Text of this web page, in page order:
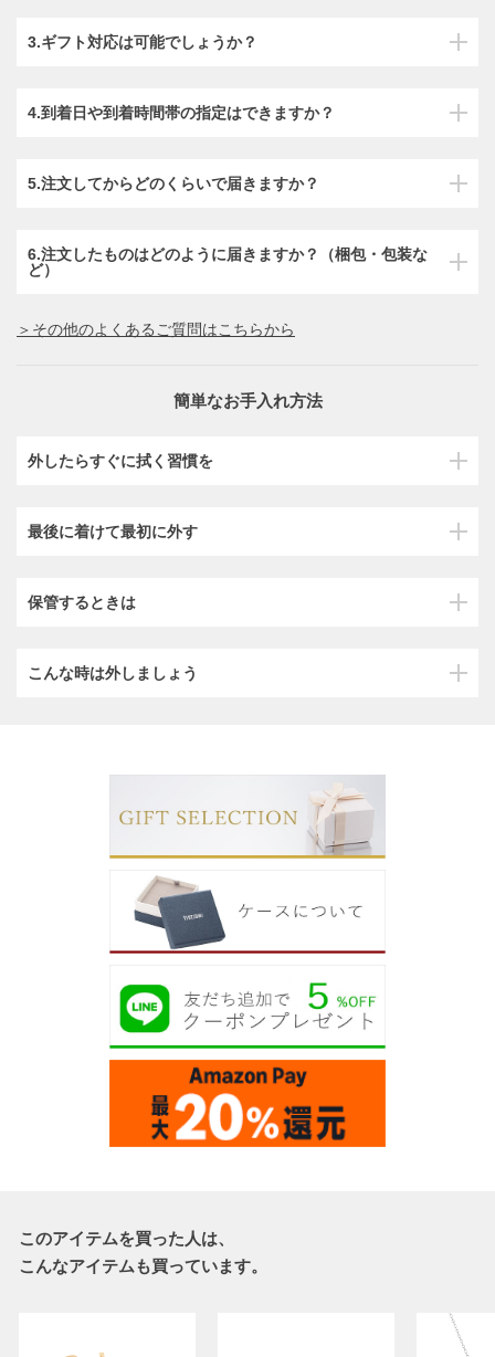
3.ギフト対応は可能でしょうか？
4.到着日や到着時間帯の指定はできますか？
5.注文してからどのくらいで届きますか？
6.注文したものはどのように届きますか？（梱包・包装な
ど）
＞その他のよくあるご質問はこちらから
簡単なお手入れ方法
外したらすぐに拭く習慣を
最後に着けて最初に外す
保管するときは
こんな時は外しましょう
このアイテムを買った人は、
こんなアイテムも買っています。